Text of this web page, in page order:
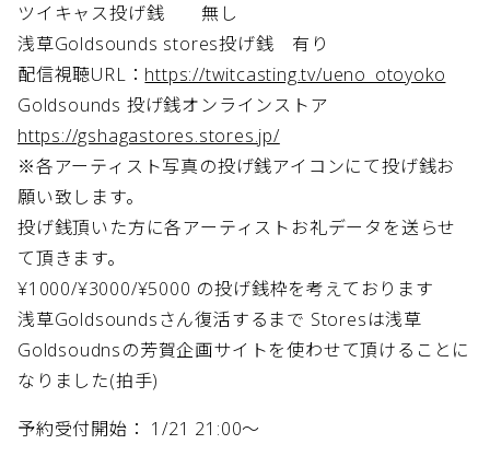
ツイキャス投げ銭 無し
浅草Goldsounds stores投げ銭 有り
配信視聴URL： https://twitcasting.tv/ueno_otoyoko
Goldsounds 投げ銭オンラインストア
https://gshagastores.stores.jp/
※各アーティスト写真の投げ銭アイコンにて投げ銭お
願い致します。
投げ銭頂いた方に各アーティストお礼データを送らせ
て頂きます。
¥1000/¥3000/¥5000 の投げ銭枠を考えております
浅草Goldsoundsさん復活するまで Storesは浅草
Goldsoudnsの芳賀企画サイトを使わせて頂けることに
なりました(拍手)
予約受付開始： 1/21 21:00～